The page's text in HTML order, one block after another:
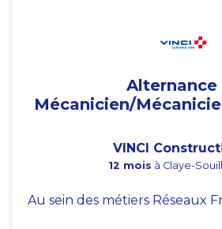
Alternance
Mécanicien/
VINCI
12 mois à Claye-
Au sein des métiers Réseaux